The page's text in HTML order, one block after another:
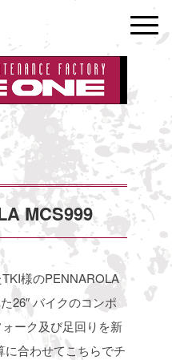
MCS999
様のPENNAROLA
26″バイクのコンポ
ーク及び足回りを新
に合わせてこちらでチ